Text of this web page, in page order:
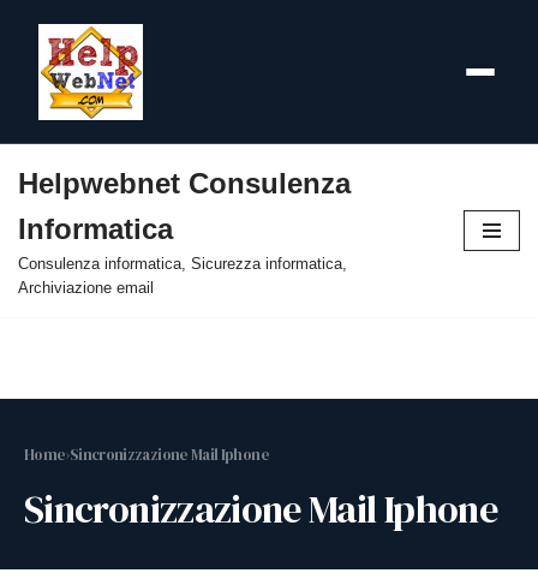
al
contenuto
Helpwebnet Consulenza
Informatica
Consulenza informatica, Sicurezza informatica,
Archiviazione email
Home›Sincronizzazione Mail Iphone
Sincronizzazione Mail Iphone